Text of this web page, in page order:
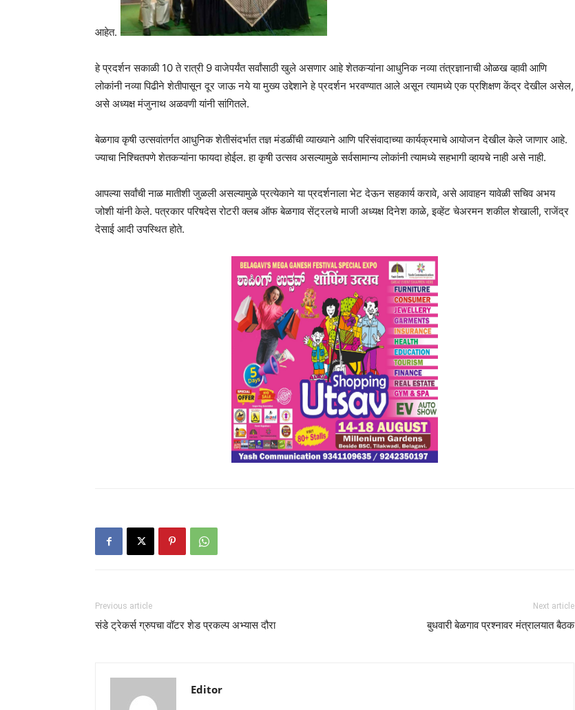
आहेत.
हे प्रदर्शन सकाळी 10 ते रात्री 9 वाजेपर्यंत सर्वांसाठी खुले असणार आहे शेतकऱ्यांना आधुनिक नव्या तंत्रज्ञानाची ओळख व्हावी आणि
लोकांनी नव्या पिढीने शेतीपासून दूर जाऊ नये या मुख्य उद्देशाने हे प्रदर्शन भरवण्यात आले असून त्यामध्ये एक प्रशिक्षण केंद्र देखील असेल,
असे अध्यक्ष मंजुनाथ अळवणी यांनी सांगितले.
बेळगाव कृषी उत्सवांतर्गत आधुनिक शेतीसंदर्भात तज्ञ मंडळींची व्याख्याने आणि परिसंवादाच्या कार्यक्रमाचे आयोजन देखील केले जाणार आहे.
ज्याचा निश्चितपणे शेतकऱ्यांना फायदा होईल. हा कृषी उत्सव असल्यामुळे सर्वसामान्य लोकांनी त्यामध्ये सहभागी व्हायचे नाही असे नाही.
आपल्या सर्वांची नाळ मातीशी जुळली असल्यामुळे प्रत्येकाने या प्रदर्शनाला भेट देऊन सहकार्य करावे, असे आवाहन यावेळी सचिव अभय
जोशी यांनी केले. पत्रकार परिषदेस रोटरी क्लब ऑफ बेळगाव सेंट्रलचे माजी अध्यक्ष दिनेश काळे, इव्हेंट चेअरमन शकील शेखाली, राजेंद्र
देसाई आदी उपस्थित होते.
Previous article
संडे ट्रेकर्स ग्रुपचा वॉटर शेड प्रकल्प अभ्यास दौरा
Next article
बुधवारी बेळगाव प्रश्नावर मंत्रालयात बैठक
Editor